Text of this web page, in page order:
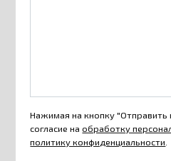
Нажимая на кнопку
согласие наобработку
политику конфиденциальности